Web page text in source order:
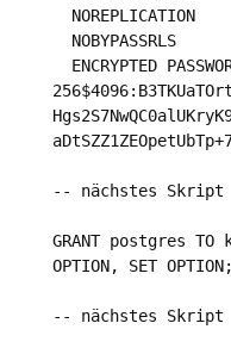
-- nächstes Skript
GRANT postgres TO
OPTION, SET OPTION;
-- nächstes Skript